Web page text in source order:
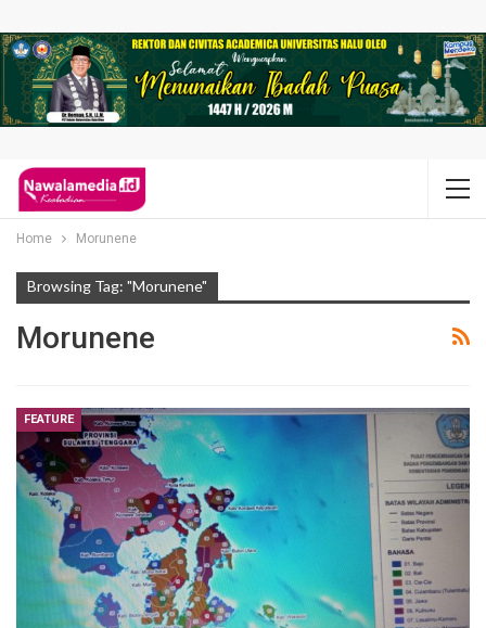
Home Morunene
Browsing Tag: "Morunene"
Morunene
FEATURE